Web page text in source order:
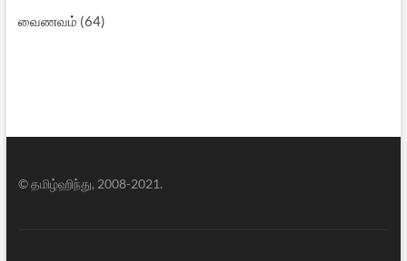
வைணவம் (64)
© தமிழ்ஹிந்து, 2008-2021.